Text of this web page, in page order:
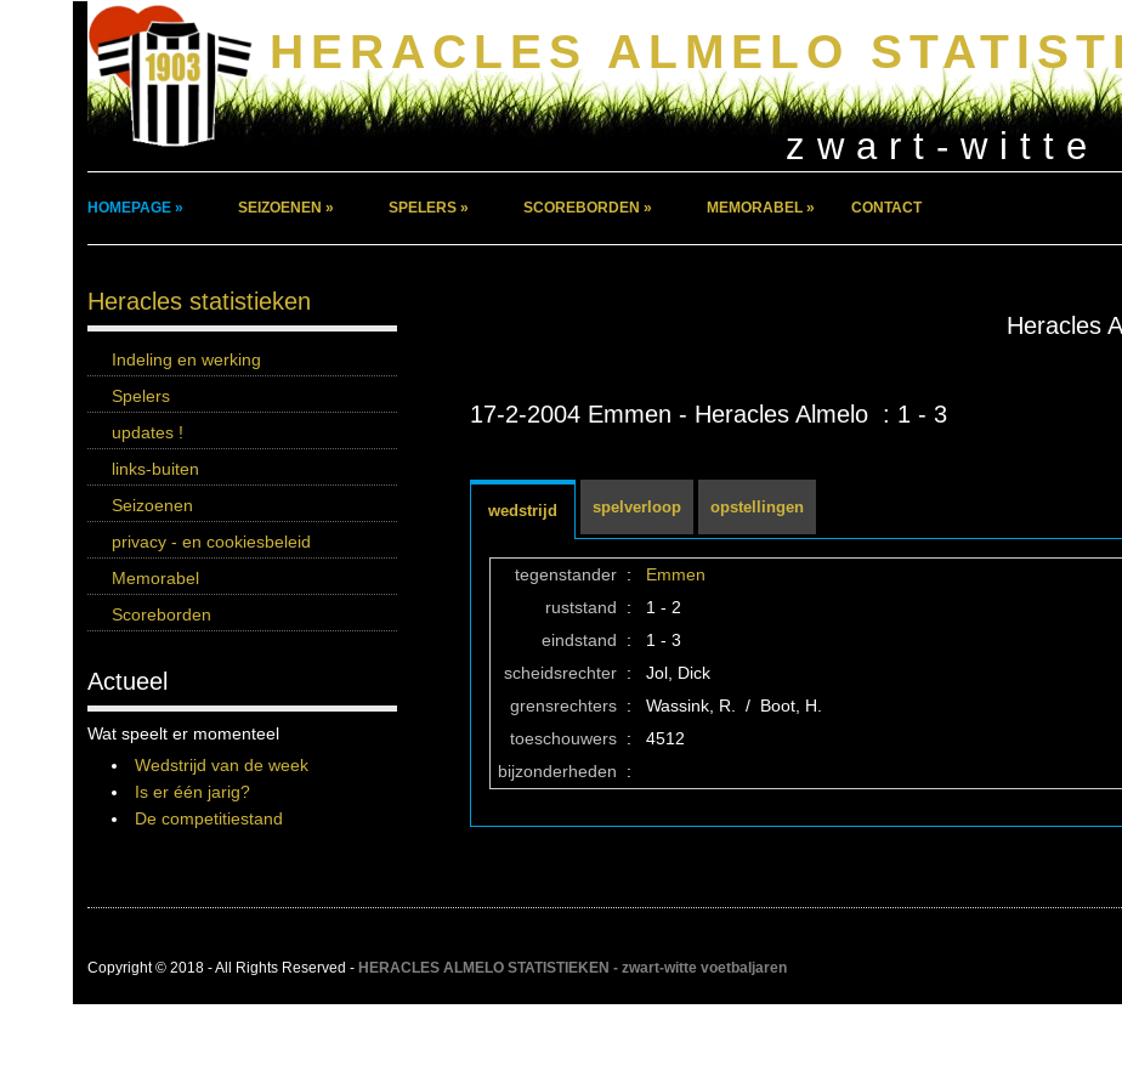
HERACLES ALMELO
zwart-witte
HOMEPAGE » SEIZOENEN » SPELERS » SCOREBORDEN » MEMORABEL » CONTACT
Heracles statistieken
Indeling en werking
Spelers
updates !
links-buiten
Seizoenen
privacy - en cookiesbeleid
Memorabel
Scoreborden
Actueel
Wat speelt er momenteel
Wedstrijd van de week
Is er één jarig?
De competitiestand
Heracles
17-2-2004 Emmen - Heracles Almelo : 1 - 3
wedstrijd spelverloop opstellingen
tegenstander : Emmen
ruststand
:
1 - 2
eindstand
:
1 - 3
scheidsrechter :
Jol, Dick
grensrechters :
Wassink, R. / Boot, H.
toeschouwers :
4512
bijzonderheden
:
Copyright © 2018 - All Rights Reserved - HERACLES ALMELO STATISTIEKEN - zwart-witte voetbaljaren